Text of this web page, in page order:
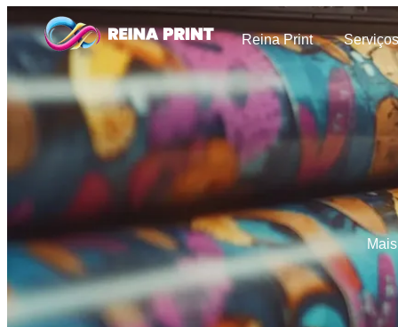
Reina Print Serviços